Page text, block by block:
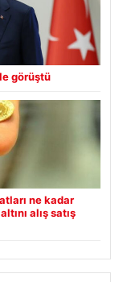
görüştü
ne kadar
alış satış